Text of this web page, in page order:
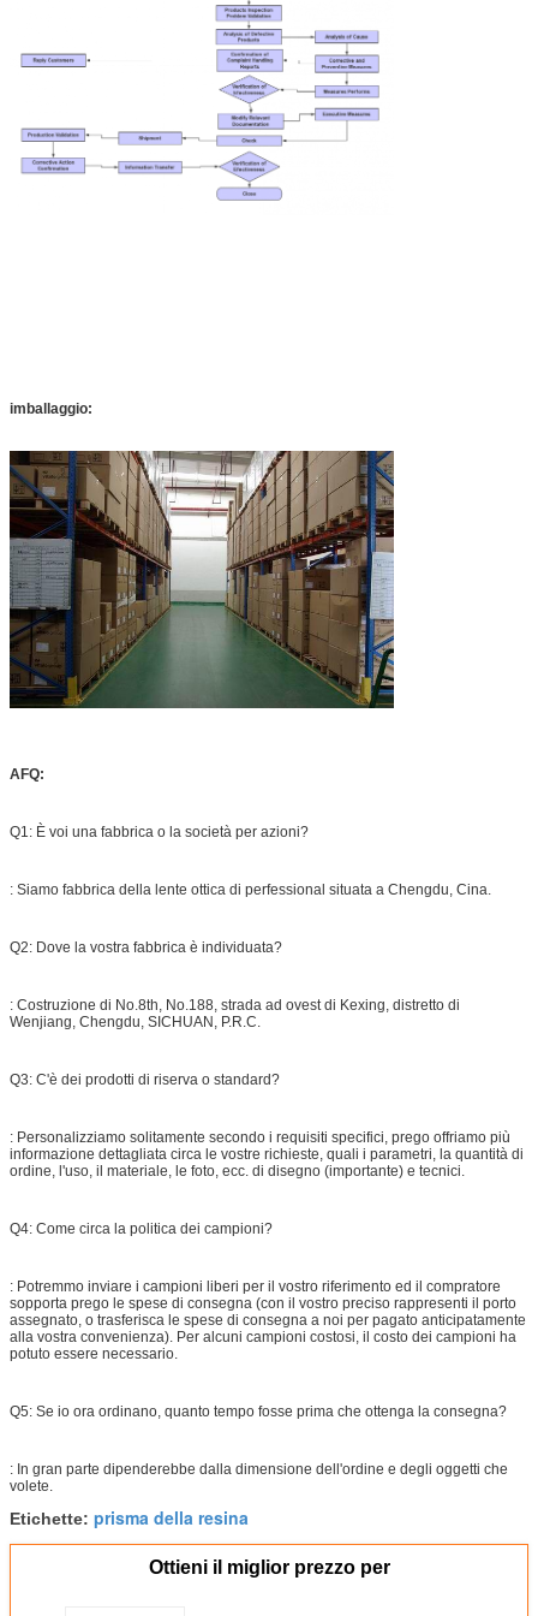
imballaggio:
AFQ:
Q1: È voi una fabbrica o la società per azioni?
: Siamo fabbrica della lente ottica di perfessional situata a Chengdu, Cina.
Q2: Dove la vostra fabbrica è individuata?
: Costruzione di No.8th, No.188, strada ad ovest di Kexing, distretto di
Wenjiang, Chengdu, SICHUAN, P.R.C.
Q3: C'è dei prodotti di riserva o standard?
: Personalizziamo solitamente secondo i requisiti specifici, prego offriamo più
informazione dettagliata circa le vostre richieste, quali i parametri, la quantità di
ordine, l'uso, il materiale, le foto, ecc. di disegno (importante) e tecnici.
Q4: Come circa la politica dei campioni?
: Potremmo inviare i campioni liberi per il vostro riferimento ed il compratore
sopporta prego le spese di consegna (con il vostro preciso rappresenti il porto
assegnato, o trasferisca le spese di consegna a noi per pagato anticipatamente
alla vostra convenienza). Per alcuni campioni costosi, il costo dei campioni ha
potuto essere necessario.
Q5: Se io ora ordinano, quanto tempo fosse prima che ottenga la consegna?
: In gran parte dipenderebbe dalla dimensione dell'ordine e degli oggetti che
volete.
Etichette: prisma della resina
Ottieni il miglior prezzo per